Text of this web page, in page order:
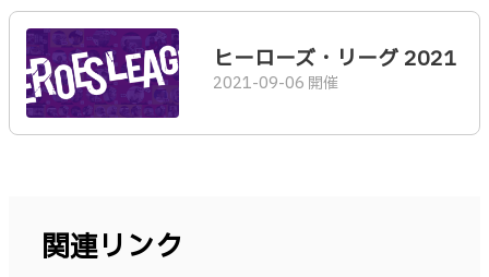
ヒーローズ・リーグ 2021
2021-09-06 開催
関連リンク